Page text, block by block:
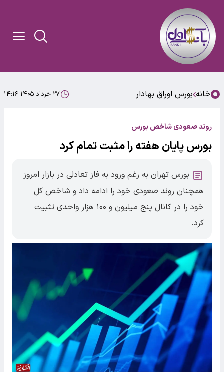
خانه بورس اوراق بهادار ۲۷ خرداد ۱۴۰۵ ۱۴:۱۶
روند صعودی شاخص بورس
بورس پایان هفته را مثبت تمام کرد
بورس تهران به رغم ورود به فاز تعادلی در بازار امروز
همچنان روند صعودی خود را ادامه داد و شاخص کل
خود را در کانال پنج میلیون و ۱۰۰ هزار واحدی تثبیت
کرد.